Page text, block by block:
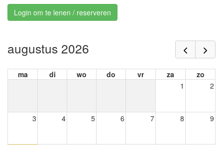
Login om te lenen / reserveren
augustus 2026
ma di wo do vr za
zo
1
2
3 4 5 6 7 8 9